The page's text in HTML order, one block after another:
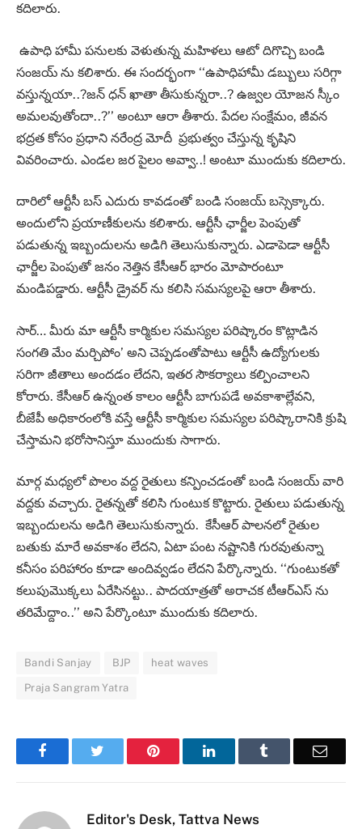
కదిలారు.
ఉపాధి హామీ పనులకు వెళుతున్న మహిళలు ఆటో దిగొచ్చి బండి
సంజయ్ ను కలిశారు. ఈ సందర్భంగా ‘‘ఉపాధిహామీ డబ్బులు సరిగ్గా
వస్తున్నయా..?జన్ ధన్ ఖాతా తీసుకున్నరా..? ఉజ్వల యోజన స్కీం
అమలవుతోందా..?’’ అంటూ ఆరా తీశారు. పేదల సంక్షేమం, జీవన
భద్రత కోసం ప్రధాని నరేంద్ర మోదీ ప్రభుత్వం చేస్తున్న కృషిని
వివరించారు. ఎండల జర పైలం అవ్వా..! అంటూ ముందుకు కదిలారు.
దారిలో ఆర్టీసీ బస్ ఎదురు కావడంతో బండి సంజయ్ బస్సెక్కారు.
అందులోని ప్రయాణీకులను కలిశారు. ఆర్టీసీ ఛార్జీల పెంపుతో
పడుతున్న ఇబ్బందులను అడిగి తెలుసుకున్నారు. ఎడాపెడా ఆర్టీసీ
ఛార్జీల పెంపుతో జనం నెత్తిన కేసీఆర్ భారం మోపారంటూ
మండిపడ్డారు. ఆర్టీసీ డ్రైవర్ ను కలిసి సమస్యలపై ఆరా తీశారు.
సార్… మీరు మా ఆర్టీసీ కార్మికుల సమస్యల పరిష్కారం కొట్లాడిన
సంగతి మేం మర్చిపోం’ అని చెప్పడంతోపాటు ఆర్టీసీ ఉద్యోగులకు
సరిగా జీతాలు అందడం లేదని, ఇతర సౌకర్యాలు కల్పించాలని
కోరారు. కేసీఆర్ ఉన్నంత కాలం ఆర్టీసీ బాగుపడే అవకాశాల్లేవని,
బీజేపీ అధికారంలోకి వస్తే ఆర్టీసీ కార్మికుల సమస్యల పరిష్కారానికి క్రుషి
చేస్తామని భరోసానిస్తూ ముందుకు సాగారు.
మార్గ మధ్యలో పొలం వద్ద రైతులు కన్పించడంతో బండి సంజయ్ వారి
వద్దకు వచ్చారు. రైతన్నతో కలిసి గుంటుక కొట్టారు. రైతులు పడుతున్న
ఇబ్బందులను అడిగి తెలుసుకున్నారు. కేసీఆర్ పాలనలో రైతుల
బతుకు మారే అవకాశం లేదని, ఏటా పంట నష్టానికి గురవుతున్నా
కనీసం పరిహారం కూడా అందివ్వడం లేదని పేర్కొన్నారు. ‘‘గుంటుకతో
కలుపుమొక్కలు ఏరేసినట్టు.. పాదయాత్రతో అరాచక టీఆర్ఎస్ ను
తరిమేద్దాం..’’ అని పేర్కొంటూ ముందుకు కదిలారు.
Bandi Sanjay BJP heat waves
Praja Sangram Yatra
Facebook Pinterest LinkedIn Email
Editor's Desk, Tattva News